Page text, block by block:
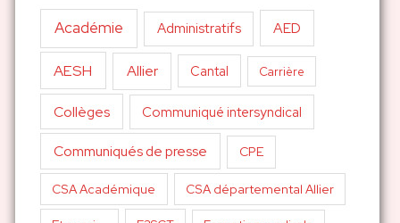
Académie Administratifs AED
AESH Allier Cantal Carrière
Collèges Communiqué intersyndical
Communiqués de presse CPE
CSA Académique CSA départemental Allier